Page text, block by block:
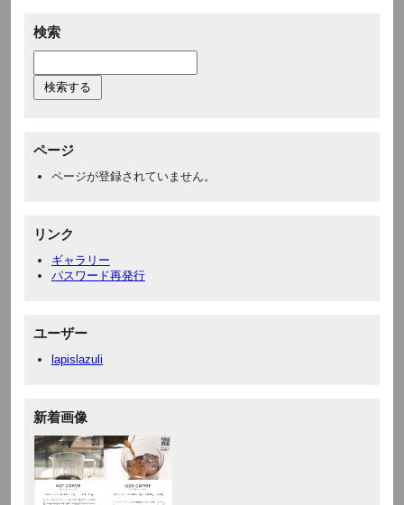
検索
ページ
ページが登録されていません。
リンク
ギャラリー
パスワード再発行
ユーザー
lapislazuli
新着画像